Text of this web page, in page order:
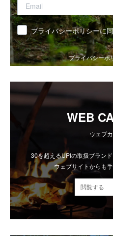
同意 プライバシーポリシーに
プライバシーポ
WEB
ウェブ
30を超えるUPIの取扱ブラン
ウェブサイトからも
閲覧する